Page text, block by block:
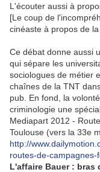
L'écouter aussi à
[Le coup de
cinéaste à propos de
Ce débat donne aussi
qui sépare les
sociologues de métier
chaînes de la TNT
pub. En fond, la
criminologie une
Mediapart 2012 -
Toulouse (vers la 33e
http://
routes-de-
L'affaire Bauer : bras